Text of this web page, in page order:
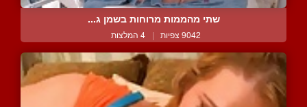
שתי מהממות מרוחות בשמן ג...
9042 צפיות | 4 המלצות